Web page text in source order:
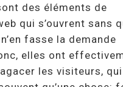
des éléments de
qui s’ouvrent sans
fasse la demande
elles ont
les visiteurs,